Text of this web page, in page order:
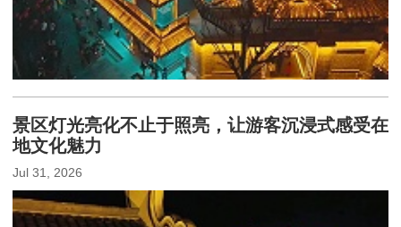
景区灯光亮化不止于照亮，让游客沉浸式感受在
地文化魅力
Jul 31, 2026